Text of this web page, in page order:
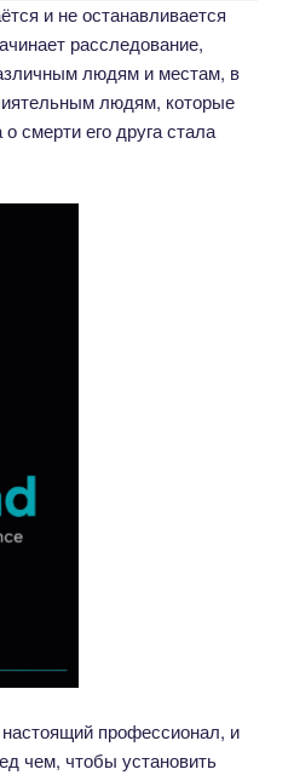
и не останавливается
расследование,
людям и местам, в
людям, которые
смерти его друга стала
профессионал, и
чем, чтобы установить